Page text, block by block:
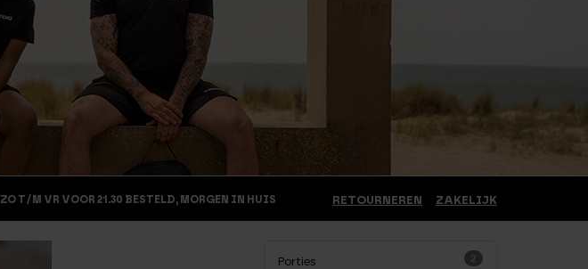
RETOURNEREN ZAKELIJK
ZO T/M VR VOOR 21.30 BESTELD, MORGEN IN HUIS
Porties 2